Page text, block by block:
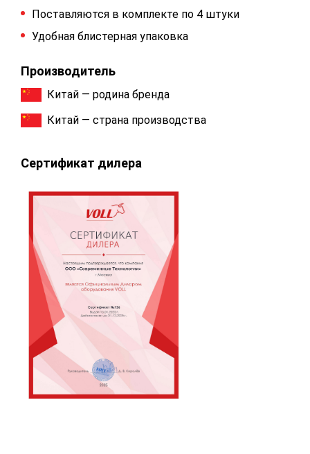
Поставляются в комплекте по 4 штуки
Удобная блистерная упаковка
Производитель
Китай — родина бренда
Китай — страна производства
Сертификат дилера